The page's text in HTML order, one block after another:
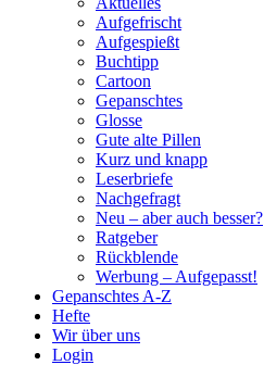
Aufgefrischt
Aufgespießt
Buchtipp
Cartoon
Gepanschtes
Glosse
Gute alte Pillen
Kurz und knapp
Leserbriefe
Nachgefragt
Neu – aber auch besser?
Ratgeber
Rückblende
Werbung – Aufgepasst!
Gepanschtes A-Z
Hefte
Wir über uns
Login